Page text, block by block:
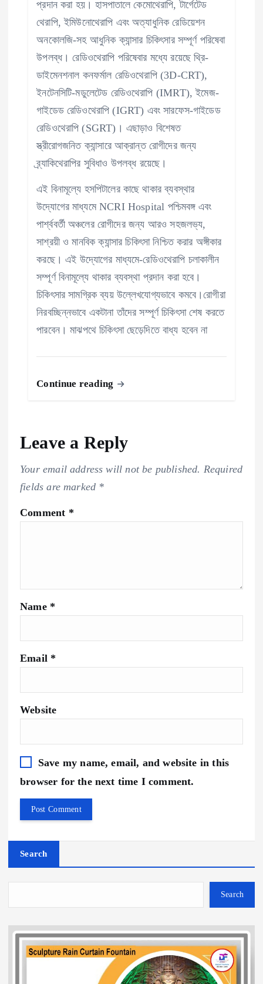
প্রদান করা হয়। হাসপাতালে কেমোথেরাপি, টার্গেটেড
থেরাপি, ইমিউনোথেরাপি এবং অত্যাধুনিক রেডিয়েশন
অনকোলজি-সহ আধুনিক ক্যান্সার চিকিৎসার সম্পূর্ণ পরিষেবা
উপলব্ধ। রেডিওথেরাপি পরিষেবার মধ্যে রয়েছে থ্রি-
ডাইমেনশনাল কনফর্মাল রেডিওথেরাপি (3D-CRT),
ইনটেনসিটি-মডুলেটেড রেডিওথেরাপি (IMRT), ইমেজ-
গাইডেড রেডিওথেরাপি (IGRT) এবং সারফেস-গাইডেড
রেডিওথেরাপি (SGRT)। এছাড়াও বিশেষত
স্ত্রীরোগজনিত ক্যান্সারে আক্রান্ত রোগীদের জন্য
ব্র্যাকিথেরাপির সুবিধাও উপলব্ধ রয়েছে।
এই বিনামূল্যে হসপিটালের কাছে থাকার ব্যবস্থার
উদ্যোগের মাধ্যমে NCRI Hospital পশ্চিমবঙ্গ এবং
পার্শ্ববর্তী অঞ্চলের রোগীদের জন্য আরও সহজলভ্য,
সাশ্রয়ী ও মানবিক ক্যান্সার চিকিৎসা নিশ্চিত করার অঙ্গীকার
করছে। এই উদ্যোগের মাধ্যমে-রেডিওথেরাপি চলাকালীন
সম্পূর্ণ বিনামূল্যে থাকার ব্যবস্থা প্রদান করা হবে।
চিকিৎসার সামগ্রিক ব্যয় উল্লেখযোগ্যভাবে কমবে।রোগীরা
নিরবচ্ছিন্নভাবে একটানা তাঁদের সম্পূর্ণ চিকিৎসা শেষ করতে
পারবেন। মাঝপথে চিকিৎসা ছেড়েদিতে বাধ্য হবেন না
Continue reading
Leave a Reply
Your email address will not be published. Required
fields are marked *
Comment *
Name *
Email *
Website
Save my name, email, and website in this
browser for the next time I comment.
Search
Search